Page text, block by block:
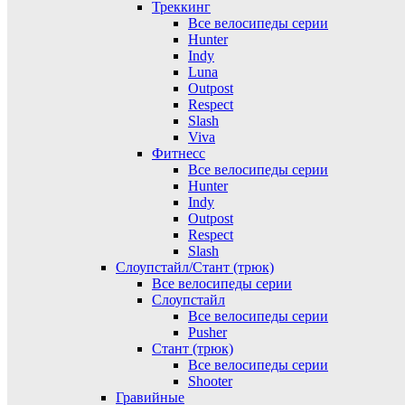
Треккинг
Все велосипеды серии
Hunter
Indy
Luna
Outpost
Respect
Slash
Viva
Фитнесс
Все велосипеды серии
Hunter
Indy
Outpost
Respect
Slash
Слоупстайл/Стант (трюк)
Все велосипеды серии
Слоупстайл
Все велосипеды серии
Pusher
Стант (трюк)
Все велосипеды серии
Shooter
Гравийные